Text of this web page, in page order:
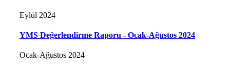
Eylül 2024
YMS Değerlendirme Raporu - Ocak-Ağustos 2024
Ocak-Ağustos 2024